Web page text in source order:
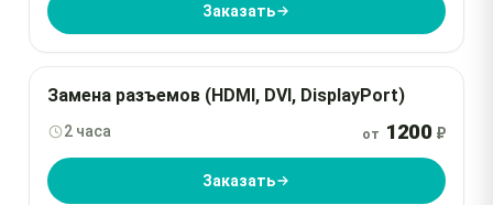
Заказать
Замена разъемов (HDMI, DVI, DisplayPort)
2 часа от 1200 ₽
Заказать